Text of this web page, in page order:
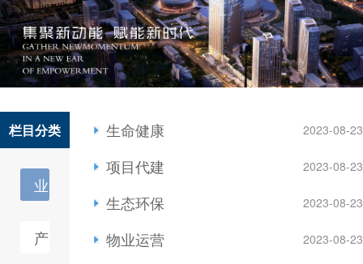
栏目分类
业
局
产
2023-08-23
生命健康
2023-08-23
项目代建
2023-08-23
生态环保
2023-08-23
物业运营